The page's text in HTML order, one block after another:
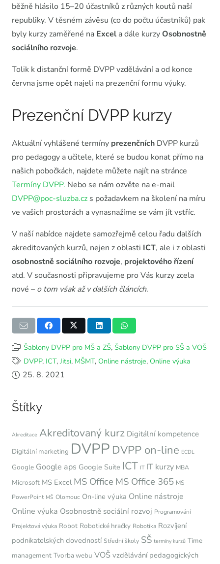
běžně hlásilo 15–20 účastníků z různých koutů naší
republiky. V těsném závěsu (co do počtu účastníků) pak
byly kurzy zaměřené na Excel a dále kurzy Osobnostně
sociálního rozvoje.
Tolik k distanční formě DVPP vzdělávání a od konce
června jsme opět najeli na prezenční formu výuky.
Prezenční DVPP kurzy
Aktuální vyhlášené termíny prezenčních DVPP kurzů
pro pedagogy a učitele, které se budou konat přímo na
našich pobočkách, najdete můžete najít na stránce
Termíny DVPP. Nebo se nám ozvěte na e-mail
DVPP@poc-sluzba.cz s požadavkem na školení na míru
ve vašich prostorách a vynasnažíme se vám jít vstříc.
V naší nabídce najdete samozřejmě celou řadu dalších
akreditovaných kurzů, nejen z oblasti ICT, ale i z oblasti
osobnostně sociálního rozvoje, projektového řízení
atd. V současnosti připravujeme pro Vás kurzy zcela
nové – o tom však až v dalších článcích.
Šablony DVPP pro MŠ a ZŠ, Šablony DVPP pro SŠ a VOŠ
DVPP, ICT, Jitsi, MŠMT, Online nástroje, Online výuka
25. 8. 2021
Štítky
Akreditace Akreditovaný kurz Digitální kompetence
Digitální marketing DVPP DVPP on-line ECDL
Google Google aps Google Suite ICT IT IT kurzy MBA
Microsoft MS Excel MS Office MS Office 365 MS
PowerPoint MŠ Olomouc On-line výuka Online nástroje
Online výuka Osobnostně sociální rozvoj Programování
Projektová výuka Robot Robotické hračky Robotika Rozvíjení
podnikatelských dovedností Střední školy SŠ termíny kurzů Time
management Tvorba webu VOŠ vzdělávání pedagogických